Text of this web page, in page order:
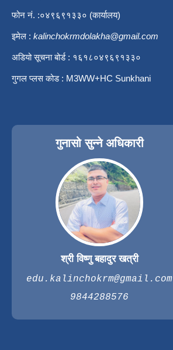
फोन नं. :०४९६९१३३० (कार्यालय)
इमेल : kalinchokrmdolakha@gmail.com
अडियो सूचना बोर्ड : १६१८०४९६९१३३०
गुगल प्लस कोड : M3WW+HC Sunkhani
गुनासो सुन्ने अधिकारी
श्री विष्णु बहादुर खत्री
edu.kalinchokrm@gmail.com
9844288576